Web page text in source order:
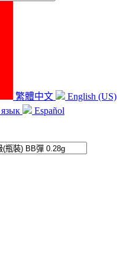
繁體中文
English (US)
Español